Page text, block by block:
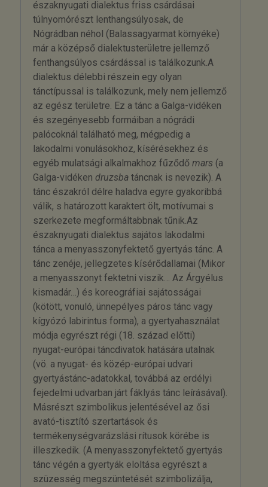
északnyugati dialektus friss csárdásai
túlnyomórészt lenthangsúlyosak, de
Nógrádban néhol (Balassagyarmat környéke)
már a középső dialektusterületre jellemző
fenthangsúlyos csárdással is találkozunk.A
dialektus délebbi részein egy olyan
tánctípussal is találkozunk, mely nem jellemző
az egész területre. Ez a tánc a Galga-vidéken
és szegényesebb formáiban a nógrádi
palócoknál található meg, mégpedig a
lakodalmi vonulásokhoz, kísérésekhez és
egyéb mulatsági alkalmakhoz fűződő mars (a
Galga-vidéken druzsbatáncnak is nevezik). A
tánc északról délre haladva egyre gyakoribbá
válik, s határozott karaktert ölt, motívumai s
szerkezete megformáltabbnak tűnik.Az
északnyugati dialektus sajátos lakodalmi
tánca a menyasszonyfektető gyertyás tánc. A
tánc zenéje, jellegzetes kísérődallamai (Mikor
a menyasszonyt fektetni viszik… Az Árgyélus
kismadár…) és koreográfiai sajátosságai
(kötött, vonuló, ünnepélyes páros tánc vagy
kígyózó labirintus forma), a gyertyahasználat
módja egyrészt régi (18. század előtti)
nyugat-európai táncdivatok hatására utalnak
(vö. a nyugat- és közép-európai udvari
gyertyástánc-adatokkal, továbbá az erdélyi
fejedelmi udvarban járt fáklyás tánc leírásával).
Másrészt szimbolikus jelentésével az ősi
avató-tisztító szertartások és
termékenységvarázslási rítusok körébe is
illeszkedik. (A menyasszonyfektető gyertyás
tánc végén a gyertyák eloltása egyrészt a
szüzesség megszüntetését szimbolizálja,